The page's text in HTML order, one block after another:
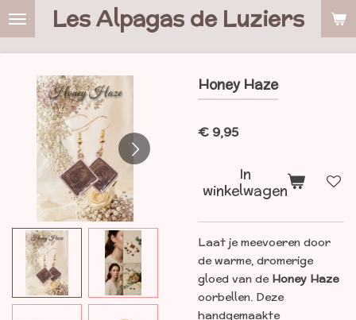
Ga
naar
hoofdinhoud
Les Alpagas de Luziers
Honey Haze
€ 9,95
In
winkelwagen
Laat je meevoeren door
de warme, dromerige
gloed van de Honey Haze
oorbellen. Deze
handgemaakte